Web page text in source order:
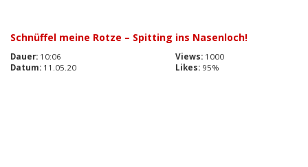
Schnüffel meine Rotze – Spitting ins Nasenloch!
Dauer: 10:06 Views: 1000
Datum: 11.05.20 Likes: 95%